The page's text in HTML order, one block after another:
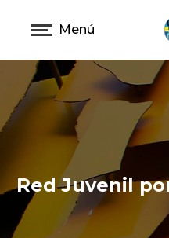
Menú
Red Juvenil